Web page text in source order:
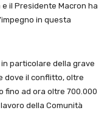
il Presidente Macron ha
in questa
particolare della grave
dove il conflitto, oltre
fino ad ora oltre 700.000
della Comunità